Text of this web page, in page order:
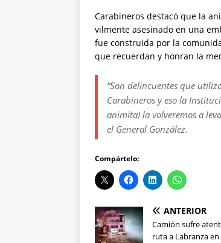
Carabineros destacó que la
vilmente asesinado en una
fue construida por la
que recuerdan y honran la
“Son delincuentes que
Carabineros y eso la
animita) la volveremos a
el General González.
Compártelo:
ANTERIOR
Camión sufre
ruta a Labranza